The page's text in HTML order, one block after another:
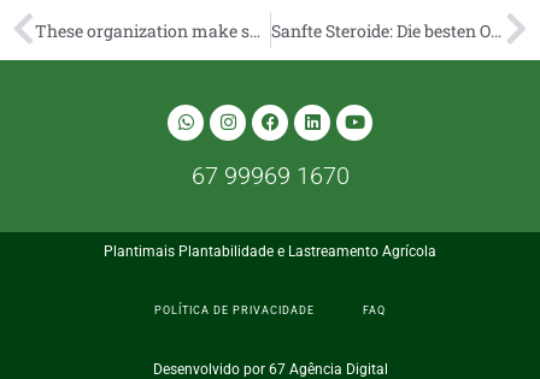
These organization make sure users get the greatest gaming experience it is possible to Sanfte Steroide: Die besten Optionen für Sportler
67 99969 1670
Plantimais Plantabilidade e Lastreamento Agrícola
POLÍTICA DE PRIVACIDADE FAQ
Desenvolvido por 67 Agência Digital